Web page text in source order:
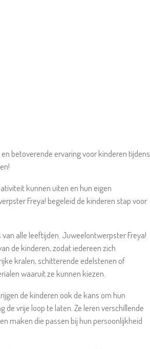
betoverende ervaring voor kinderen tijdens
kunnen uiten en hun eigen
Freya! begeleid de kinderen stap voor
alle leeftijden. Juweelontwerpster Freya!
de kinderen, zodat iedereen zich
kralen, schitterende edelstenen of
waaruit ze kunnen kiezen.
de kinderen ook de kans om hun
vrije loop te laten. Ze leren verschillende
maken die passen bij hun persoonlijkheid